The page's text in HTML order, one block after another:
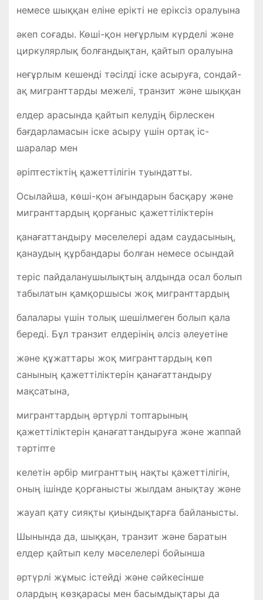
немесе шыққан еліне ерікті не еріксіз оралуына
әкеп соғады. Көші-қон неғұрлым күрделі және
циркулярлық болғандықтан, қайтып оралуына
неғұрлым кешенді тәсілді іске асыруға, сондай-
ақ мигранттарды межелі, транзит және шыққан
елдер арасында қайтып келудің бірлескен
бағдарламасын іске асыру үшін ортақ іс-
шаралар мен
әріптестіктің қажеттілігін туындатты.
Осылайша, көші-қон ағындарын басқару және
мигранттардың қорғаныс қажеттіліктерін
қанағаттандыру мәселелері адам саудасының,
қанаудың құрбандары болған немесе осындай
теріс пайдаланушылықтың алдында осал болып
табылатын қамқоршысы жоқ мигранттардың
балалары үшін толық шешілмеген болып қала
береді. Бұл транзит елдерінің әлсіз әлеуетіне
және құжаттары жоқ мигранттардың көп
санының қажеттіліктерін қанағаттандыру
мақсатына,
мигранттардың әртүрлі топтарының
қажеттіліктерін қанағаттандыруға және жаппай
тәртіпте
келетін әрбір мигранттың нақты қажеттілігін,
оның ішінде қорғанысты жылдам анықтау және
жауап қату сияқты қиындықтарға байланысты.
Шынында да, шыққан, транзит және баратын
елдер қайтып келу мәселелері бойынша
әртүрлі жұмыс істейді және сәйкесінше
олардың көзқарасы мен басымдықтары да